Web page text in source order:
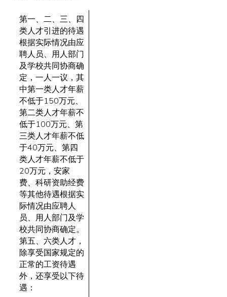
第一、二、三、四
类人才引进的待遇
根据实际情况由应
聘人员、用人部门
及学校共同协商确
定，一人一议，其
中第一类人才年薪
不低于150万元、
第二类人才年薪不
低于100万元、第
三类人才年薪不低
于40万元、第四
类人才年薪不低于
20万元，安家
费、科研资助经费
等其他待遇根据实
际情况由应聘人
员、用人部门及学
校共同协商确定。
第五、六类人才，
除享受国家规定的
正常的工资待遇
外，还享受以下待
遇：